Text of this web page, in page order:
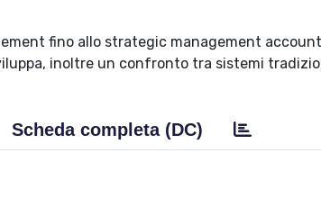
fino allo strategic management
inoltre un confronto tra sistemi
Scheda completa (DC)